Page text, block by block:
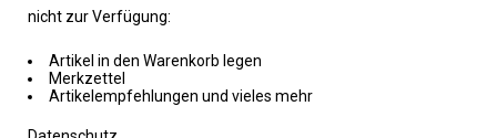
Filtern
nicht zur Verfügung:
Artikel in den Warenkorb legen
Merkzettel
Artikelempfehlungen und vieles mehr